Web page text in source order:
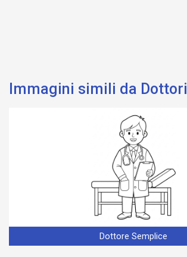
Immagini simili da Dottori
Dottore Semplice